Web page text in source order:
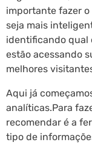
importante fazer
seja mais
identificando qual
estão acessando
melhores
Aqui já
analíticas.Para
recomendar é a
tipo de